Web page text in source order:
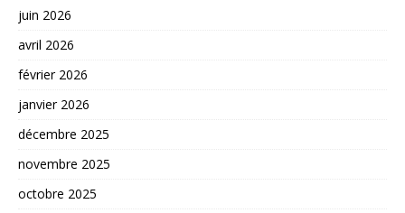
juin 2026
avril 2026
février 2026
janvier 2026
décembre 2025
novembre 2025
octobre 2025